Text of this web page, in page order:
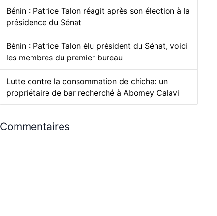
Bénin : Patrice Talon réagit après son élection à la
présidence du Sénat
Bénin : Patrice Talon élu président du Sénat, voici
les membres du premier bureau
Lutte contre la consommation de chicha: un
propriétaire de bar recherché à Abomey Calavi
Commentaires